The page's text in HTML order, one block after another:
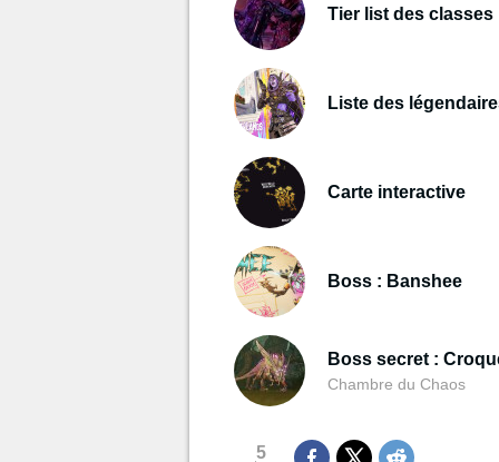
Tier list des classes
Liste des
Carte interactive
Boss : Banshee
Boss secret :
Chambre du Chaos
5